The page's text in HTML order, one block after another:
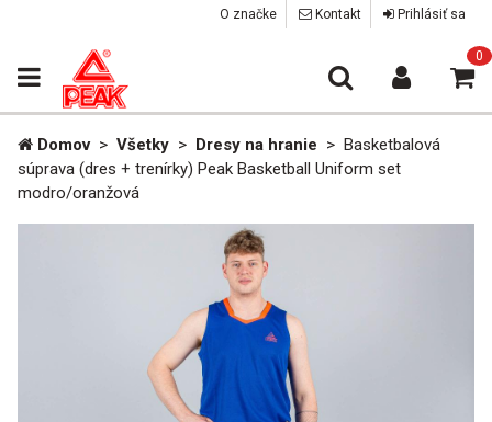
O značke Kontakt Prihlásiť sa
0
Domov > Všetky > Dresy na hranie > Basketbalová
súprava (dres + trenírky) Peak Basketball Uniform set
modro/oranžová